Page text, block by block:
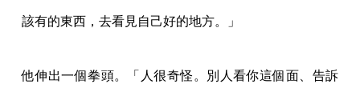
該有的東西，去看見自己好的地方。」
他伸出一個拳頭。「人很奇怪。別人看你這個面、告訴